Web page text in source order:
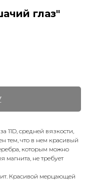
глаз"
11D, средней вязкости,
тем, что в нем красивый
которым можно
магнита, не требует
Красивой мерцающей